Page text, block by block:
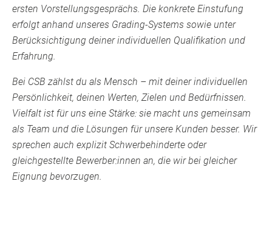
ersten Vorstellungsgesprächs. Die konkrete Einstufung
erfolgt anhand unseres Grading-Systems sowie unter
Berücksichtigung deiner individuellen Qualifikation und
Erfahrung.
Bei CSB zählst du als Mensch – mit deiner individuellen
Persönlichkeit, deinen Werten, Zielen und Bedürfnissen.
Vielfalt ist für uns eine Stärke: sie macht uns gemeinsam
als Team und die Lösungen für unsere Kunden besser. Wir
sprechen auch explizit Schwerbehinderte oder
gleichgestellte Bewerber:innen an, die wir bei gleicher
Eignung bevorzugen.